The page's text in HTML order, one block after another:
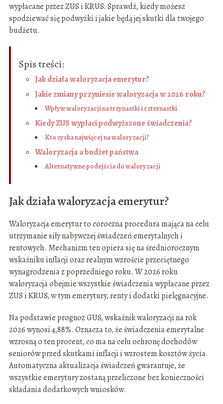
wypłacane przez ZUS i KRUS. Sprawdź, kiedy możesz
spodziewać się podwyżki i jakie będą jej skutki dla twojego
budżetu.
Spis treści:
Jak działa waloryzacja emerytur?
Jakie zmiany przyniesie waloryzacja w 2026 roku?
Wpływ waloryzacji na trzynastki i czternastki
Kiedy ZUS wypłaci podwyższone świadczenia?
Kto zyska najwięcej na waloryzacji?
Waloryzacja a budżet państwa
Alternatywne podejścia do waloryzacji
Jak działa waloryzacja emerytur?
Waloryzacja emerytur to coroczna procedura mająca na celu
utrzymanie siły nabywczej świadczeń emerytalnych i
rentowych. Mechanizm ten opiera się na średniorocznym
wskaźniku inflacji oraz realnym wzroście przeciętnego
wynagrodzenia z poprzedniego roku. W 2026 roku
waloryzacja obejmie wszystkie świadczenia wypłacane przez
ZUS i KRUS, w tym emerytury, renty i dodatki pielęgnacyjne.
Na podstawie prognoz GUS, wskaźnik waloryzacji na rok
2026 wynosi 4,88%. Oznacza to, że świadczenia emerytalne
wzrosną o ten procent, co ma na celu ochronę dochodów
seniorów przed skutkami inflacji i wzrostem kosztów życia.
Automatyczna aktualizacja świadczeń gwarantuje, że
wszystkie emerytury zostaną przeliczone bez konieczności
składania dodatkowych wniosków.